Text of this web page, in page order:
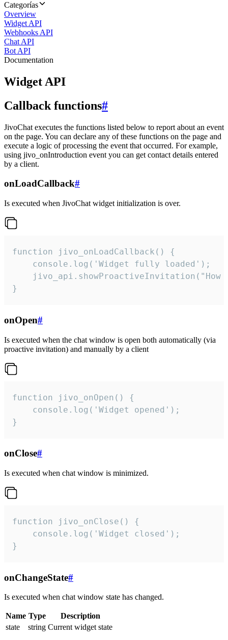
Categorías
Overview
Widget API
Webhooks API
Chat API
Bot API
Documentation
Widget API
Callback functions#
JivoChat executes the functions listed below to report about an event
on the page. You can declare any of these functions on the page and
execute a logic of processing the event that occurred. For example,
using jivo_onIntroduction event you can get contact details entered
by a client.
onLoadCallback#
Is executed when JivoChat widget initialization is over.
function jivo_onLoadCallback() {
    console.log('Widget fully loaded');
jivo_api.showProactiveInvitation("How
}
onOpen#
Is executed when the chat window is open both automatically (via
proactive invitation) and manually by a client
function jivo_onOpen() {
    console.log('Widget opened');
}
onClose#
Is executed when chat window is minimized.
function jivo_onClose() {
    console.log('Widget closed');
}
onChangeState#
Is executed when chat window state has changed.
Name Type
Description
state
string Current widget state